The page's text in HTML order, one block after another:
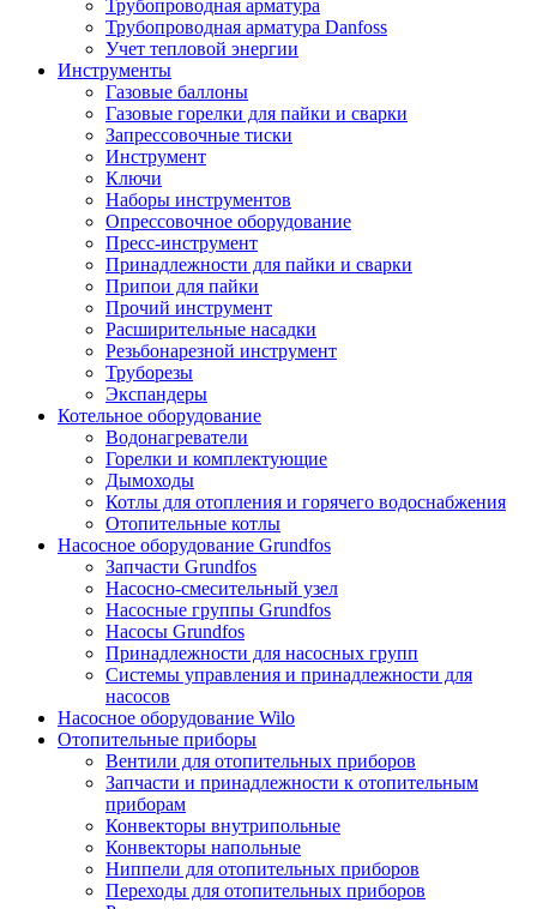
Трубопроводная арматура
Трубопроводная арматура Danfoss
Учет тепловой энергии
Инструменты
Газовые баллоны
Газовые горелки для пайки и сварки
Запрессовочные тиски
Инструмент
Ключи
Наборы инструментов
Опрессовочное оборудование
Пресс-инструмент
Принадлежности для пайки и сварки
Припои для пайки
Прочий инструмент
Расширительные насадки
Резьбонарезной инструмент
Труборезы
Экспандеры
Котельное оборудование
Водонагреватели
Горелки и комплектующие
Дымоходы
Котлы для отопления и горячего водоснабжения
Отопительные котлы
Насосное оборудование Grundfos
Запчасти Grundfos
Насосно-смесительный узел
Насосные группы Grundfos
Насосы Grundfos
Принадлежности для насосных групп
Системы управления и принадлежности для
насосов
Насосное оборудование Wilo
Отопительные приборы
Вентили для отопительных приборов
Запчасти и принадлежности к отопительным
приборам
Конвекторы внутрипольные
Конвекторы напольные
Ниппели для отопительных приборов
Переходы для отопительных приборов